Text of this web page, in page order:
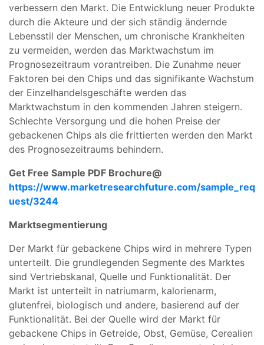
verbessern den Markt. Die Entwicklung neuer Produkte
durch die Akteure und der sich ständig ändernde
Lebensstil der Menschen, um chronische Krankheiten
zu vermeiden, werden das Marktwachstum im
Prognosezeitraum vorantreiben. Die Zunahme neuer
Faktoren bei den Chips und das signifikante Wachstum
der Einzelhandelsgeschäfte werden das
Marktwachstum in den kommenden Jahren steigern.
Schlechte Versorgung und die hohen Preise der
gebackenen Chips als die frittierten werden den Markt
des Prognosezeitraums behindern.
Get Free Sample PDF Brochure@
https://www.marketresearchfuture.com/sample_req
uest/3244
Marktsegmentierung
Der Markt für gebackene Chips wird in mehrere Typen
unterteilt. Die grundlegenden Segmente des Marktes
sind Vertriebskanal, Quelle und Funktionalität. Der
Markt ist unterteilt in natriumarm, kalorienarm,
glutenfrei, biologisch und andere, basierend auf der
Funktionalität. Bei der Quelle wird der Markt für
gebackene Chips in Getreide, Obst, Gemüse, Cerealien